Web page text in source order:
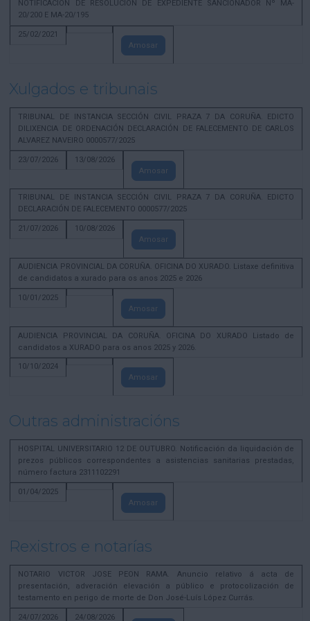
NOTIFICACION DE RESOLUCION DE EXPEDIENTE SANCIONADOR Nº MA-
20/200 E MA-20/195
25/02/2021
Amosar
Xulgados e tribunais
TRIBUNAL DE INSTANCIA SECCIÓN CIVIL PRAZA 7 DA CORUÑA. EDICTO
DILIXENCIA DE ORDENACIÓN DECLARACIÓN DE FALECEMENTO DE CARLOS
ALVAREZ NAVEIRO 0000577/2025
23/07/2026
13/08/2026
Amosar
TRIBUNAL DE INSTANCIA SECCIÓN CIVIL PRAZA 7 DA CORUÑA. EDICTO
DECLARACIÓN DE FALECEMENTO 0000577/2025
21/07/2026
10/08/2026
Amosar
AUDIENCIA PROVINCIAL DA CORUÑA. OFICINA DO XURADO. Listaxe definitiva
de candidatos a xurado para os anos 2025 e 2026
10/01/2025
Amosar
AUDIENCIA PROVINCIAL DA CORUÑA. OFICINA DO XURADO Listado de
candidatos a XURADO para os anos 2025 y 2026.
10/10/2024
Amosar
Outras administracións
HOSPITAL UNIVERSITARIO 12 DE OUTUBRO. Notificación da liquidación de
prezos públicos correspondentes a asistencias sanitarias prestadas,
número factura 2311102291
01/04/2025
Amosar
Rexistros e notarías
NOTARIO VICTOR JOSE PEON RAMA. Anuncio relativo á acta de
presentación, adveración elevación a público e protocolización de
testamento en perigo de morte de Don José-Luís López Currás.
24/07/2026
24/08/2026